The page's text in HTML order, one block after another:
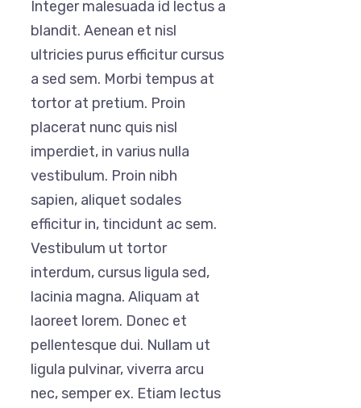
Integer malesuada id lectus a
blandit. Aenean et nisl
ultricies purus efficitur cursus
a sed sem. Morbi tempus at
tortor at pretium. Proin
placerat nunc quis nisl
imperdiet, in varius nulla
vestibulum. Proin nibh
sapien, aliquet sodales
efficitur in, tincidunt ac sem.
Vestibulum ut tortor
interdum, cursus ligula sed,
lacinia magna. Aliquam at
laoreet lorem. Donec et
pellentesque dui. Nullam ut
ligula pulvinar, viverra arcu
nec, semper ex. Etiam lectus